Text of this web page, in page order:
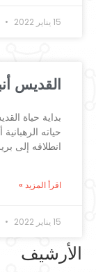
15 يناير 2022
القديس
بداية حياة
حياته
انطلاقه إلى
اقرأ المزيد »
15 يناير 2022
الأرشيف